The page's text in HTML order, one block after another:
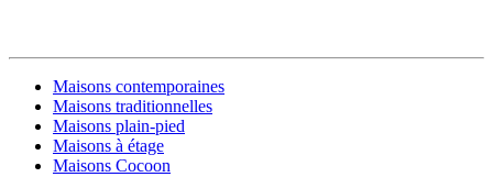
Maisons contemporaines
Maisons traditionnelles
Maisons plain-pied
Maisons à étage
Maisons Cocoon